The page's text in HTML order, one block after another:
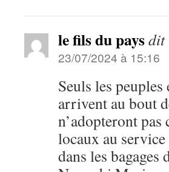
le fils du pays
23/07/2024 à 15:16
Seuls les
arrivent au bout
n’adopteront
locaux au
dans les